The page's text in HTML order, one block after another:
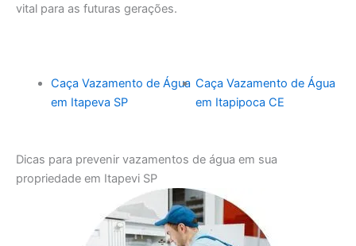
vital para as futuras gerações.
Caça Vazamento de Água
em Itapeva SP
Caça Vazamento de Água
em Itapipoca CE
Dicas para prevenir vazamentos de água em sua
propriedade em Itapevi SP